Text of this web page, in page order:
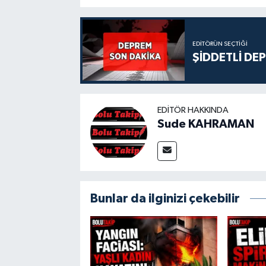
EDITÖRÜN SEÇTIĞI
ŞİDDETLİ
EDITÖR HAKKINDA
Sude KAHRAMAN
Bunlar da ilginizi çekebilir